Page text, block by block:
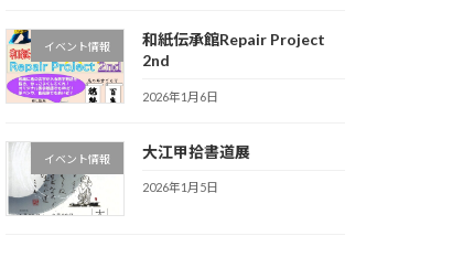
イベント情報
和紙伝承館Repair Project
2nd
2026年1月6日
イベント情報 大江甲拾書道展
2026年1月5日